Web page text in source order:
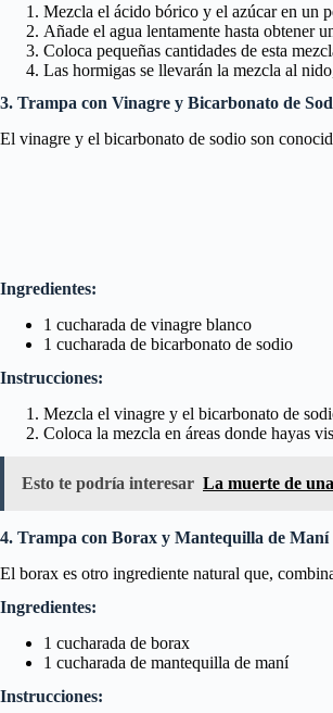
Mezcla el ácido bórico y el azúcar en un
Añade el agua lentamente hasta obtener
Coloca pequeñas cantidades de esta
Las hormigas se llevarán la mezcla al
3. Trampa con Vinagre y Bicarbonato de
El vinagre y el bicarbonato de sodio son
Ingredientes:
1 cucharada de vinagre blanco
1 cucharada de bicarbonato de sodio
Instrucciones:
Mezcla el vinagre y el bicarbonato de
Coloca la mezcla en áreas donde hayas
Esto te podría interesar La muerte de
4. Trampa con Borax y Mantequilla de Maní
El borax es otro ingrediente natural que,
Ingredientes:
1 cucharada de borax
1 cucharada de mantequilla de maní
Instrucciones: